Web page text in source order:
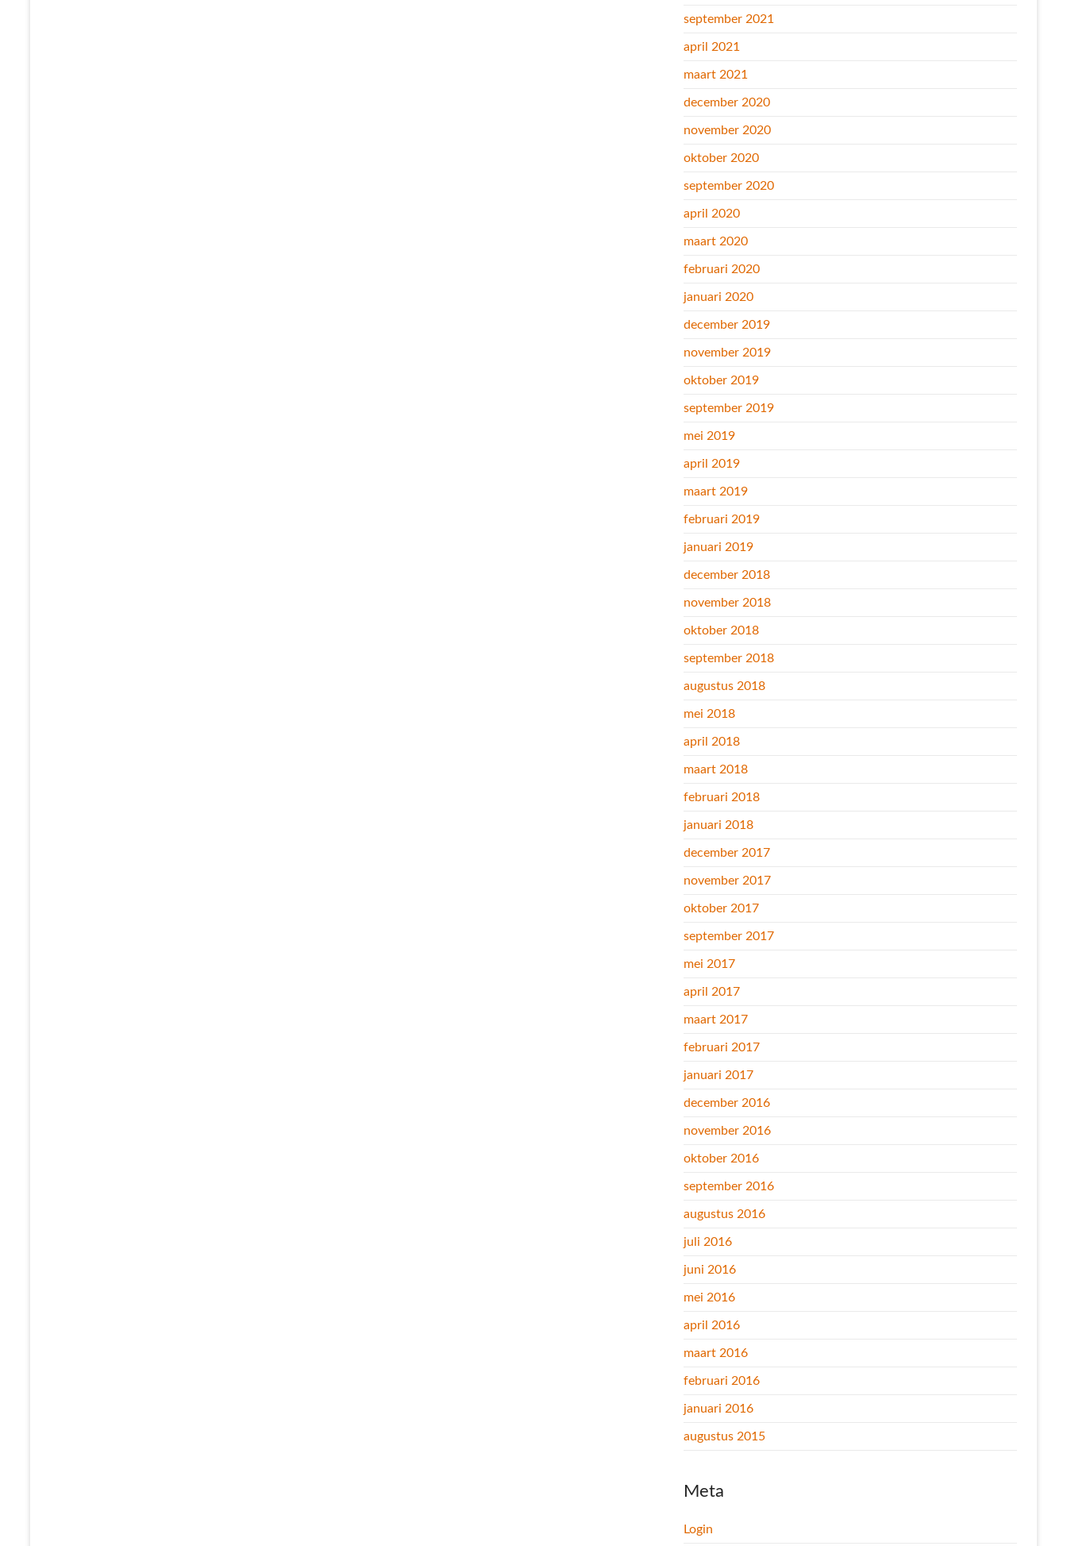
september 2021
april 2021
maart 2021
december 2020
november 2020
oktober 2020
september 2020
april 2020
maart 2020
februari 2020
januari 2020
december 2019
november 2019
oktober 2019
september 2019
mei 2019
april 2019
maart 2019
februari 2019
januari 2019
december 2018
november 2018
oktober 2018
september 2018
augustus 2018
mei 2018
april 2018
maart 2018
februari 2018
januari 2018
december 2017
november 2017
oktober 2017
september 2017
mei 2017
april 2017
maart 2017
februari 2017
januari 2017
december 2016
november 2016
oktober 2016
september 2016
augustus 2016
juli 2016
juni 2016
mei 2016
april 2016
maart 2016
februari 2016
januari 2016
augustus 2015
Meta
Login